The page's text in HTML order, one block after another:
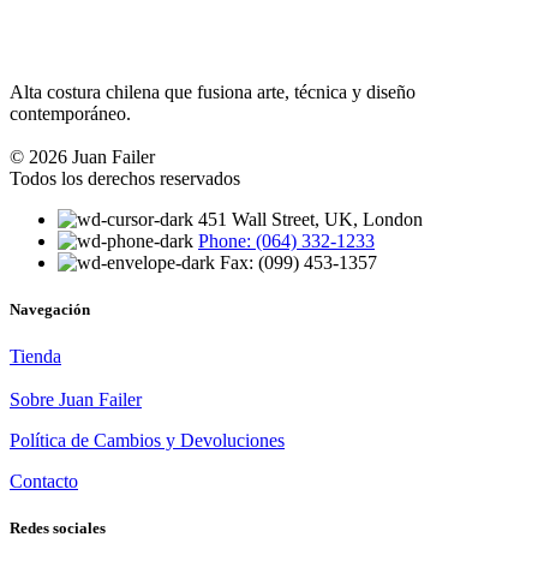
Alta costura chilena que fusiona arte, técnica y diseño
contemporáneo.
© 2026 Juan Failer
Todos los derechos reservados
451 Wall Street, UK, London
Phone: (064) 332-1233
Fax: (099) 453-1357
Navegación
Tienda
Sobre Juan Failer
Política de Cambios y Devoluciones
Contacto
Redes sociales